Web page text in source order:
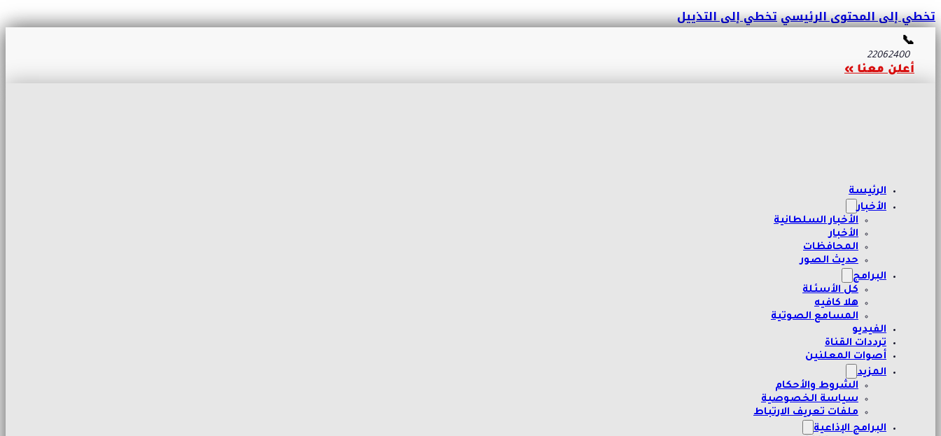
تخطي إلى المحتوى الرئيسيتخطي إلى التذييل
📞
22062400
أعلن معنا »
الرئيسة
الأخبار
الأخبار السلطانية
الأخبار
المحافظات
حديث الصور
البرامج
كل الأسئلة
هلا كافيه
المسامع الصوتية
الفيديو
ترددات القناة
أصوات المعلنين
المزيد
الشروط والأحكام
سياسة الخصوصية
ملفات تعريف الارتباط
البرامج الإذاعية